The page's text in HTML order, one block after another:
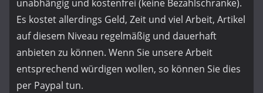
unabhängig und kostenfrei (keine Bezahlschranke).
Es kostet allerdings Geld, Zeit und viel Arbeit, Artikel
auf diesem Niveau regelmäßig und dauerhaft
anbieten zu können. Wenn Sie unsere Arbeit
entsprechend würdigen wollen, so können Sie dies
per Paypal tun.